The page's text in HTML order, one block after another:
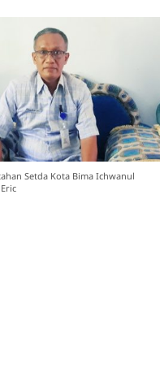
Setda Kota Bima Ichwanul